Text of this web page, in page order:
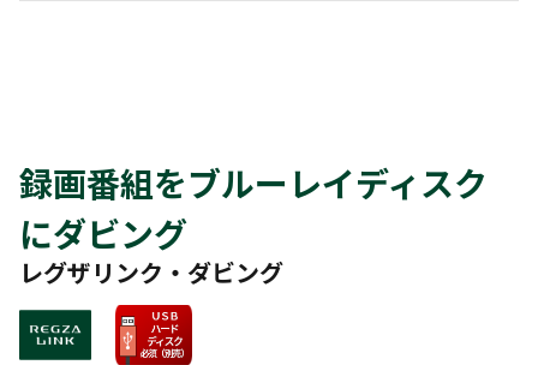
録画番組をブルーレイディスク
にダビング
レグザリンク・ダビング